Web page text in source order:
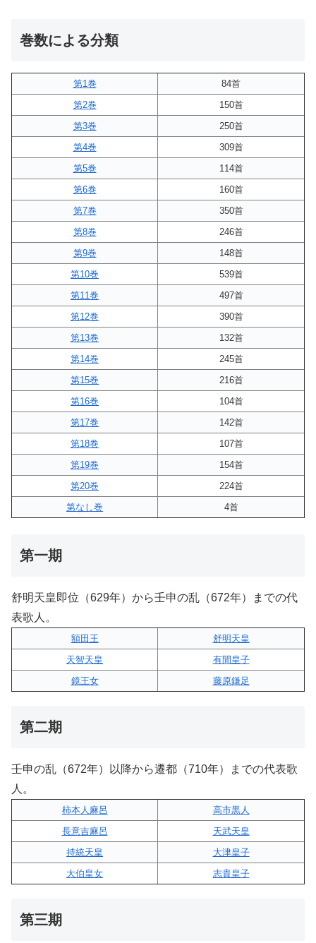
巻数による分類
第1巻
84首
第2巻
150首
第3巻
250首
第4巻
309首
第5巻
114首
第6巻
160首
第7巻
350首
第8巻
246首
第9巻
148首
第10巻
539首
第11巻
497首
第12巻
390首
第13巻
132首
第14巻
245首
第15巻
216首
第16巻
104首
第17巻
142首
第18巻
107首
第19巻
154首
第20巻
224首
第なし巻
4首
第一期
舒明天皇即位（629年）から壬申の乱（672年）までの代
表歌人。
額田王
舒明天皇
天智天皇
有間皇子
鏡王女
藤原鎌足
第二期
壬申の乱（672年）以降から遷都（710年）までの代表歌
人。
柿本人麻呂
高市黒人
長意吉麻呂
天武天皇
持統天皇
大津皇子
大伯皇女
志貴皇子
第三期